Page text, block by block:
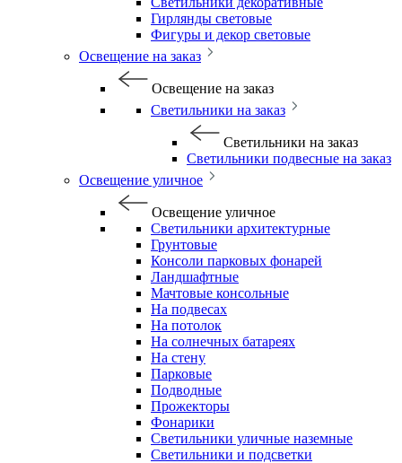
Гирлянды световые
Фигуры и декор световые
Освещение на заказ
Освещение на заказ
Светильники на заказ
Светильники на заказ
Светильники подвесные на заказ
Освещение уличное
Освещение уличное
Светильники архитектурные
Грунтовые
Консоли парковых фонарей
Ландшафтные
Мачтовые консольные
На подвесах
На потолок
На солнечных батареях
На стену
Парковые
Подводные
Прожекторы
Фонарики
Светильники уличные наземные
Светильники и подсветки